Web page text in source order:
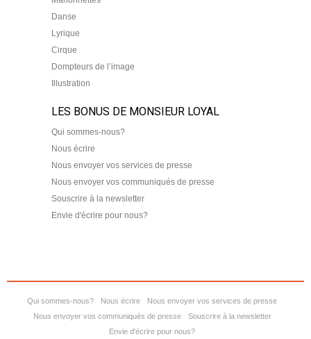
Danse
Lyrique
Cirque
Dompteurs de l’image
Illustration
LES BONUS DE MONSIEUR LOYAL
Qui sommes-nous?
Nous écrire
Nous envoyer vos services de presse
Nous envoyer vos communiqués de presse
Souscrire à la newsletter
Envie d'écrire pour nous?
Qui sommes-nous? Nous écrire
Nous envoyer vos services de presse
Nous envoyer vos communiqués de presse
Souscrire à la newsletter
Envie d'écrire pour nous?